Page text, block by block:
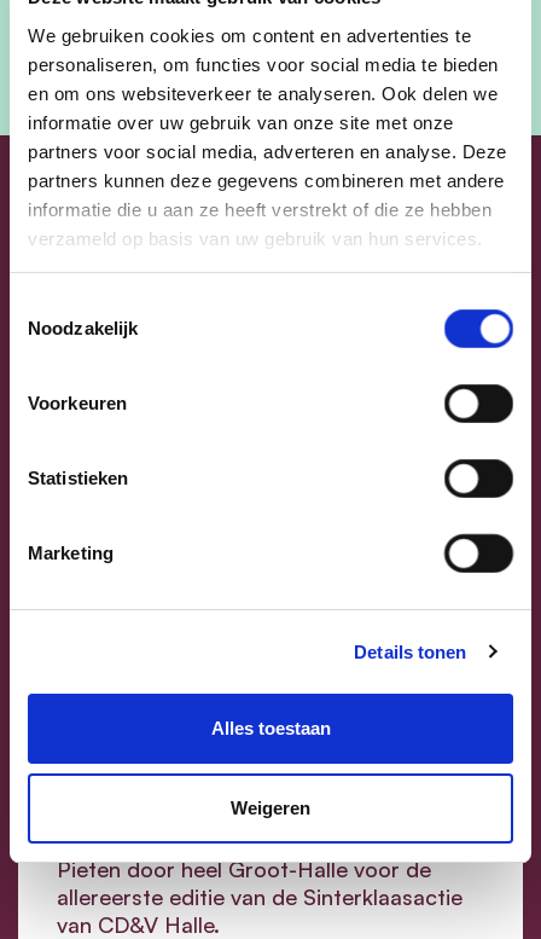
We gebruiken cookies om content en advertenties te
personaliseren, om functies voor social media te bieden
en om ons websiteverkeer te analyseren. Ook delen we
informatie over uw gebruik van onze site met onze
partners voor social media, adverteren en analyse. Deze
partners kunnen deze gegevens combineren met andere
informatie die u aan ze heeft verstrekt of die ze hebben
verzameld op basis van uw gebruik van hun services.
Noodzakelijk
Voorkeuren
Statistieken
Marketing
Details tonen
Alles toestaan
Weigeren
In de pers
Editiepajot | CD&V Halle
stuurde Sinterklaas en zijn
Pieten op pad in Groot-Halle
Op zaterdag 6 december 2025 trok
Sinterklaas samen met zijn goedgemutste
Pieten door heel Groot-Halle voor de
allereerste editie van de Sinterklaasactie
van CD&V Halle.